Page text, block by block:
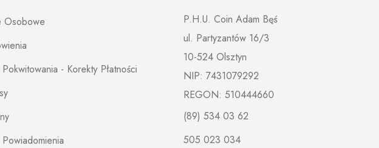
Osobowe
- Korekty Płatności
P.H.U. Coin Adam Bęś
ul. Partyzantów 16/3
10-524 Olsztyn
NIP: 7431079292
REGON: 510444660
(89) 534 03 62
505 023 034